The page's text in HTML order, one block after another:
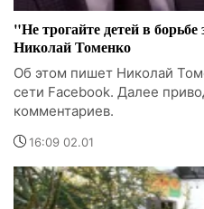
"Не трогайте детей в
Николай Томенко
Об этом пишет Николай
сети Facebook. Далее
комментариев.
16:09 02.01